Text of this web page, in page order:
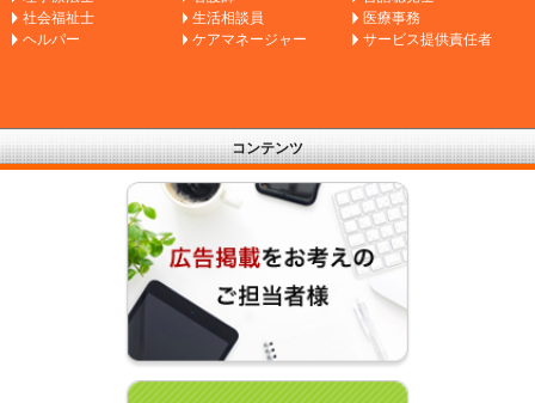
社会福祉士
生活相談員
医療事務
ヘルパー
ケアマネージャー サービス提供責任者
コンテンツ